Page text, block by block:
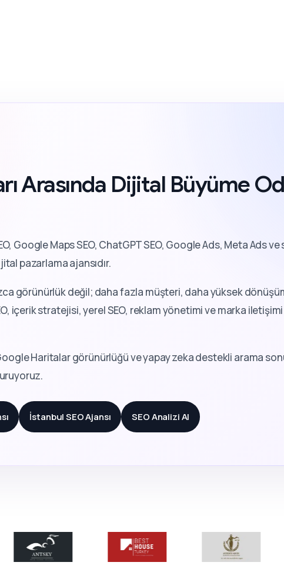
Arasında Dijital Büyüme
Google Maps SEO, ChatGPT SEO, Google Ads, Meta Ads
pazarlama ajansıdır.
görünürlük değil; daha fazla müşteri, daha yüksek
içerik stratejisi, yerel SEO, reklam yönetimi ve marka
Haritalar görünürlüğü ve yapay zeka destekli arama
İstanbul SEO Ajansı SEO Analizi Al